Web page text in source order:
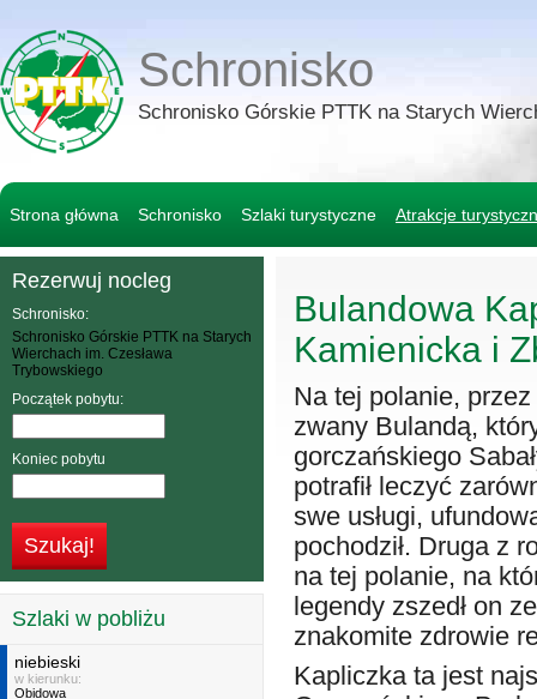
Schronisko
Schronisko Górskie PTTK na Starych
Strona główna Schronisko Szlaki turystyczne Atrakcje
Rezerwuj nocleg
Schronisko:
Schronisko Górskie PTTK na Starych
Wierchach im. Czesława
Trybowskiego
Początek pobytu:
Koniec pobytu
Szlaki w pobliżu
niebieski
w kierunku:
Obidowa
Bulandowa
Kamienicka i
Na tej polanie, przez
zwany Bulandą,
gorczańskiego
potrafił leczyć
swe usługi,
pochodził. Druga z
na tej polanie, na
legendy zszedł on
znakomite zdrowie
Kapliczka ta jest